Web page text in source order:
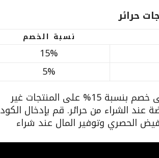
حرائر
نسبة الخصم
15%
5%
استخدم كود الخصم R27 للحصول على خصم بنسبة 15% على المنتجات غير
عند الشراء من حرائر. قم بإدخال الكود
الحصري وتوفير المال عند شراء